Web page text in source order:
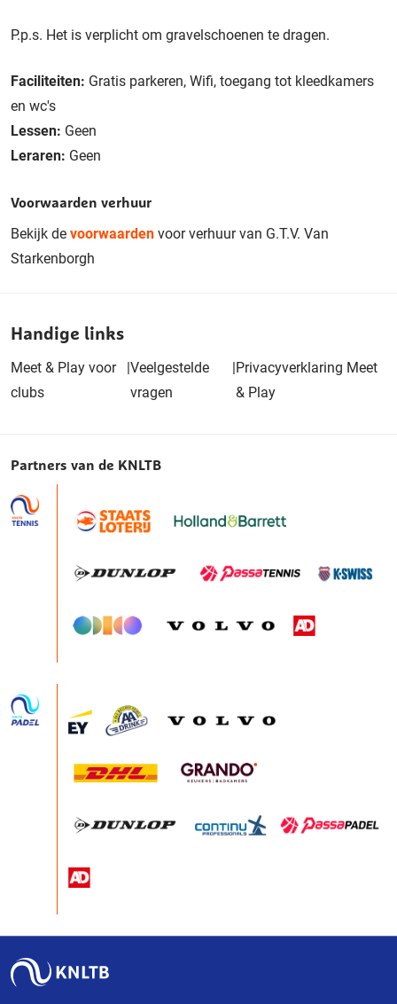
P.p.s. Het is verplicht om gravelschoenen te dragen.
Faciliteiten: Gratis parkeren, Wifi, toegang tot kleedkamers
en wc's
Lessen: Geen
Leraren: Geen
Voorwaarden verhuur
Bekijk de voorwaarden voor verhuur van G.T.V. Van
Starkenborgh
Handige links
Meet & Play voor
clubs
|Veelgestelde
vragen
|Privacyverklaring Meet
& Play
Partners van de KNLTB